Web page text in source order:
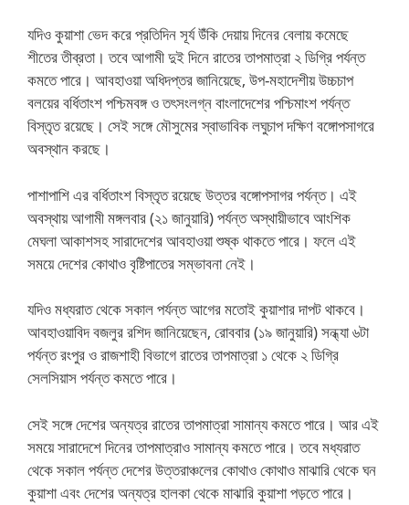
যদিও কুয়াশা ভেদ করে প্রতিদিন সূর্য উঁকি দেয়ায় দিনের বেলায় কমেছে
শীতের তীব্রতা। তবে আগামী দুই দিনে রাতের তাপমাত্রা ২ ডিগ্রি পর্যন্ত
কমতে পারে। আবহাওয়া অধিদপ্তর জানিয়েছে, উপ-মহাদেশীয় উচ্চচাপ
বলয়ের বর্ধিতাংশ পশ্চিমবঙ্গ ও তৎসংলগ্ন বাংলাদেশের পশ্চিমাংশ পর্যন্ত
বিস্তৃত রয়েছে। সেই সঙ্গে মৌসুমের স্বাভাবিক লঘুচাপ দক্ষিণ বঙ্গোপসাগরে
অবস্থান করছে।
পাশাপাশি এর বর্ধিতাংশ বিস্তৃত রয়েছে উত্তর বঙ্গোপসাগর পর্যন্ত। এই
অবস্থায় আগামী মঙ্গলবার (২১ জানুয়ারি) পর্যন্ত অস্থায়ীভাবে আংশিক
মেঘলা আকাশসহ সারাদেশের আবহাওয়া শুষ্ক থাকতে পারে। ফলে এই
সময়ে দেশের কোথাও বৃষ্টিপাতের সম্ভাবনা নেই।
যদিও মধ্যরাত থেকে সকাল পর্যন্ত আগের মতোই কুয়াশার দাপট থাকবে।
আবহাওয়াবিদ বজলুর রশিদ জানিয়েছেন, রোববার (১৯ জানুয়ারি) সন্ধ্যা ৬টা
পর্যন্ত রংপুর ও রাজশাহী বিভাগে রাতের তাপমাত্রা ১ থেকে ২ ডিগ্রি
সেলসিয়াস পর্যন্ত কমতে পারে।
সেই সঙ্গে দেশের অন্যত্র রাতের তাপমাত্রা সামান্য কমতে পারে। আর এই
সময়ে সারাদেশে দিনের তাপমাত্রাও সামান্য কমতে পারে। তবে মধ্যরাত
থেকে সকাল পর্যন্ত দেশের উত্তরাঞ্চলের কোথাও কোথাও মাঝারি থেকে ঘন
কুয়াশা এবং দেশের অন্যত্র হালকা থেকে মাঝারি কুয়াশা পড়তে পারে।